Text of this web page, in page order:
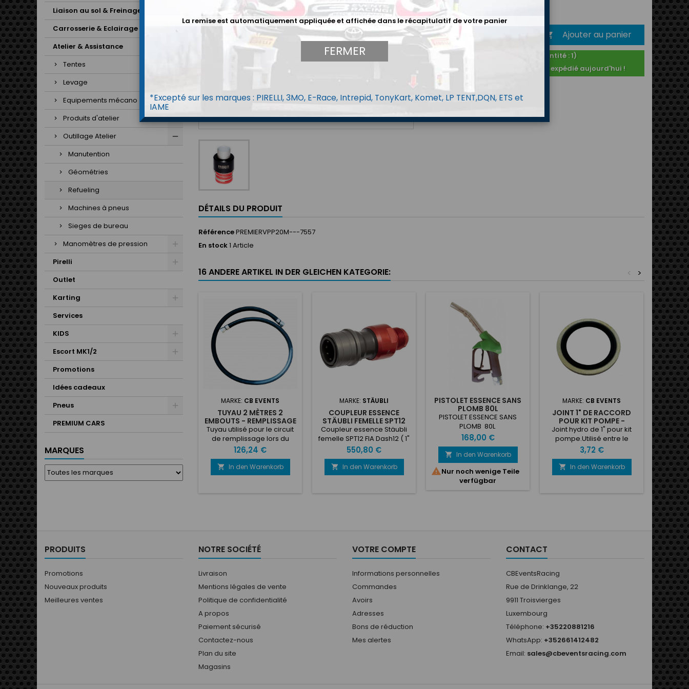
Liaison au sol & Freinage
Carrosserie & Eclairage
Atelier & Assistance
Tentes
Levage
Equipements mécano
Produits d'atelier
Outillage Atelier
Manutention
Géométries
Refueling
Machines à pneus
Sieges de bureau
Manomètres de pression
Pirelli
Outlet
Karting
Services
KIDS
Escort MK1/2
Promotions
Idées cadeaux
Pneus
PREMIUM CARS
MARQUES
468,00 €
Quantité  Ajouter au panier
En stock ! (Quantité : 1)
Commandé avant 14h : expédié aujourd'hui !
DÉTAILS DU PRODUIT
RéférencePREMIERVPP20M---7557
En stock1 Article
16 ANDERE ARTIKEL IN DER GLEICHEN KATEGORIE: >
<
MARKE: CB EVENTS
TUYAU 2 MÈTRES 2
EMBOUTS - REMPLISSAGE
Tuyau utilisé pour le circuit
de remplissage lors du
refueling, raccord
compatible avec un
coupleur Stäubli femelle
SPT12.1 embout femelle
Preis
126,24 €
 In den Warenkorb
MARKE: STÄUBLI
COUPLEUR ESSENCE
STÄUBLI FEMELLE SPT12
FIA
Coupleur essence Stäubli
femelle SPT12 FIA Dash12 ( 1"
1/16 )
Preis
550,80 €
 In den Warenkorb
PISTOLET ESSENCE SANS
PLOMB 80L
PISTOLET ESSENCE SANS
PLOMB 80L
Preis
168,00 €
 In den Warenkorb
Nur noch wenige Teile
verfügbar
MARKE: CB EVENTS
JOINT 1" DE RACCORD
POUR KIT POMPE -
REFUELING
Joint hydro de 1" pour kit
pompe.Utilisé entre le
raccord à souder 1" et
l'adaptateur 1"/DASH12 du kit
pompe.
Preis
3,72 €
 In den Warenkorb
KIT
Kit
la
:-
Joint 1"-

PRODUITS
Promotions
Nouveaux produits
Meilleures ventes
NOTRE SOCIÉTÉ
Livraison
Mentions légales de vente
Politique de confidentialité
A propos
Paiement sécurisé
Contactez-nous
Plan du site
Magasins
VOTRE COMPTE
Informations personnelles
Commandes
Avoirs
Adresses
Bons de réduction
Mes alertes
CONTACT
CBEventsRacing
Rue de Drinklange, 22
9911 Troisvierges
Luxembourg
Téléphone: +35220881216
WhatsApp: +352661412482
Email: sales@cbeventsracing.com
La remise est automatiquement appliquée et affichée dans le récapitulatif de votre panier
FERMER
*Excepté sur les marques : PIRELLI, 3MO, E-Race, Intrepid, TonyKart, Komet, LP TENT,DQN, ETS et
IAME